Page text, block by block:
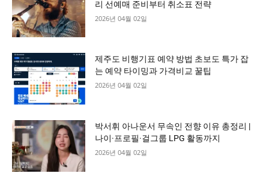
리 선예매 준비부터 취소표 전략
2026년 04월 02일
제주도 비행기표 예약 방법 초보도 특가 잡
는 예약 타이밍과 가격비교 꿀팁
2026년 04월 02일
박서휘 아나운서 무속인 전향 이유 총정리 |
나이·프로필·걸그룹 LPG 활동까지
2026년 04월 02일